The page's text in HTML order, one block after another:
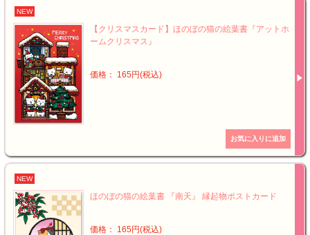
NEW
【クリスマスカード】ほのぼの猫の絵葉書『アットホ
ームクリスマス』
価格： 165円(税込)
NEW
ほのぼの猫の絵葉書 『南天』 縁起物ポストカード
価格： 165円(税込)